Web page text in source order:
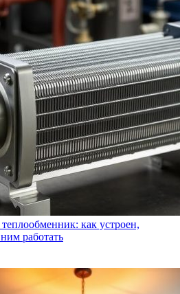
как устроен,
работать